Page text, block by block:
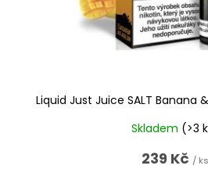
Liquid Just Juice SALT Banana
Skladem (>3
239 Kč / ks